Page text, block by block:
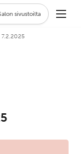
sivustoilta